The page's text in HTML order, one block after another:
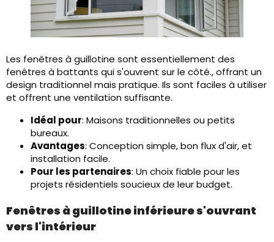
Les fenêtres à guillotine sont essentiellement des
fenêtres à battants qui s'ouvrent sur le côté., offrant un
design traditionnel mais pratique. Ils sont faciles à utiliser
et offrent une ventilation suffisante.
Idéal pour: Maisons traditionnelles ou petits
bureaux.
Avantages: Conception simple, bon flux d'air, et
installation facile.
Pour les partenaires: Un choix fiable pour les
projets résidentiels soucieux de leur budget.
Fenêtres à guillotine inférieure s'ouvrant
vers l'intérieur